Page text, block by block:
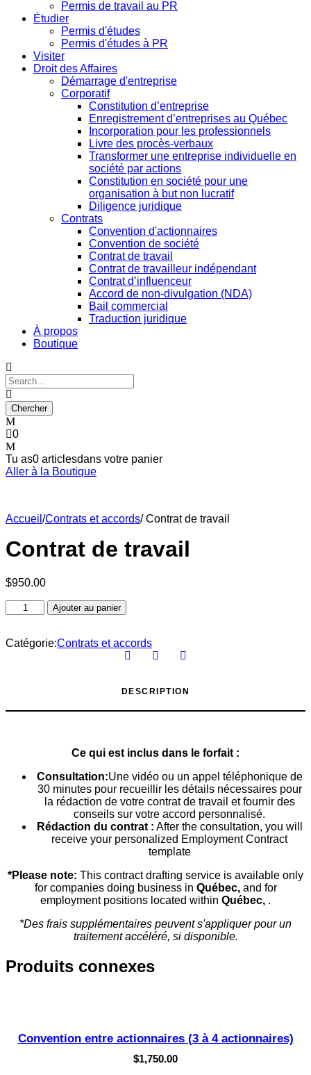
Permis de travail au PR
Étudier
Permis d'études
Permis d'études à PR
Visiter
Droit des Affaires
Démarrage d'entreprise
Corporatif
Constitution d’entreprise
Enregistrement d’entreprises au Québec
Incorporation pour les professionnels
Livre des procès-verbaux
Transformer une entreprise individuelle en
société par actions
Constitution en société pour une
organisation à but non lucratif
Diligence juridique
Contrats
Convention d'actionnaires
Convention de société
Contrat de travail
Contrat de travailleur indépendant
Contrat d’influenceur
Accord de non-divulgation (NDA)
Bail commercial
Traduction juridique
À propos
Boutique
0
Tu as0 articlesdans votre panier
Aller à la Boutique
Accueil /Contrats et accords/ Contrat de travail
Contrat de travail
$950.00
quantité
de
de
Ajouter au panier
Catégorie:Contrats et accords
DESCRIPTION
Ce qui est inclus dans le forfait :
Consultation:Une vidéo ou un appel téléphonique de
30 minutes pour recueillir les détails nécessaires pour
la rédaction de votre contrat de travail et fournir des
conseils sur votre accord personnalisé.
Rédaction du contrat : After the consultation, you will
receive your personalized Employment Contract
template
*Please note: This contract drafting service is available only
for companies doing business in Québec, and for
employment positions located within Québec, .
*Des frais supplémentaires peuvent s'appliquer pour un
traitement accéléré, si disponible.
Produits connexes
Convention entre actionnaires (3 à 4 actionnaires)
$1,750.00